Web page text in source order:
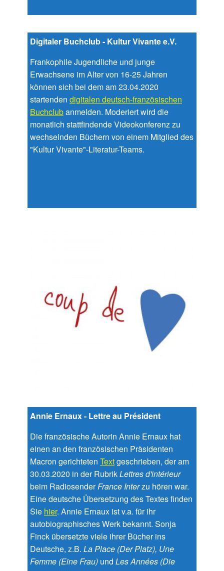
Digitaler Buchclub - Kultur Vivante e.V.
Frankophile Jugendliche und junge
Erwachsene im Alter von 16-25 Jahren
können sich bei dem am 23.04.2020
startenden digitalen deutsch-französischen
Buchclubanmelden. Moderiert wird die
monatlich stattfindende Videokonferenz zu
wechselnden Büchern von einem Mitglied des
"Kultur Vivante"-Literatur-Teams.
Annie Ernaux - Lettre au Président
Die französische Autorin Annie Ernaux hat
einen an den französischen Präsidenten
Macron gerichteten Textgeschrieben, der am
30.03.2020 in der RubrikLettres d'intérieur
beim RadiosenderFrance Interzu hören war.
Eine deutsche Übersetzung des Textes finden
Sie hier. Annie Ernaux ist v.a. für ihr
autobiographisches Werk bekannt. Sonja
Finck übersetzte viele ihrer Bücher ins
Deutsche, z.B. La Place (Der Platz), Une
Femme (Eine Frau) und Les Années (Die